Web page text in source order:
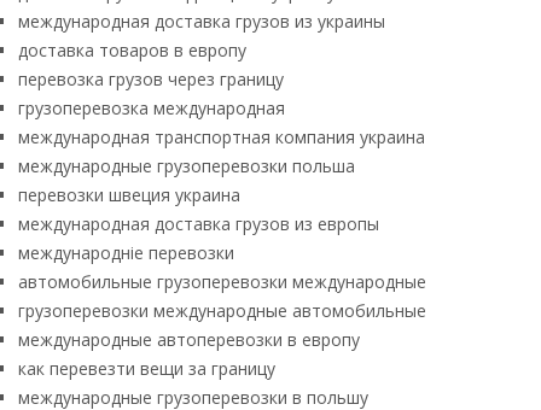
международная доставка грузов из украины
доставка товаров в европу
перевозка грузов через границу
грузоперевозка международная
международная транспортная компания украина
международные грузоперевозки польша
перевозки швеция украина
международная доставка грузов из европы
международніе перевозки
автомобильные грузоперевозки международные
грузоперевозки международные автомобильные
международные автоперевозки в европу
как перевезти вещи за границу
международные грузоперевозки в польшу